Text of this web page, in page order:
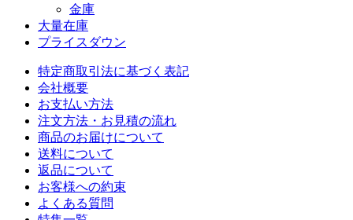
金庫
大量在庫
プライスダウン
特定商取引法に基づく表記
会社概要
お支払い方法
注文方法・お見積の流れ
商品のお届けについて
送料について
返品について
お客様への約束
よくある質問